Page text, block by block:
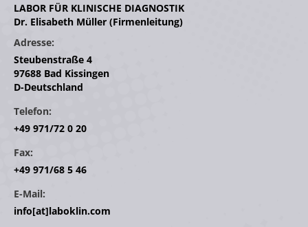
LABOR FÜR KLINISCHE DIAGNOSTIK
Dr. Elisabeth Müller (Firmenleitung)
Adresse:
Steubenstraße 4
97688 Bad Kissingen
D-Deutschland
Telefon:
+49 971/72 0 20
Fax:
+49 971/68 5 46
E-Mail:
info[at]laboklin.com